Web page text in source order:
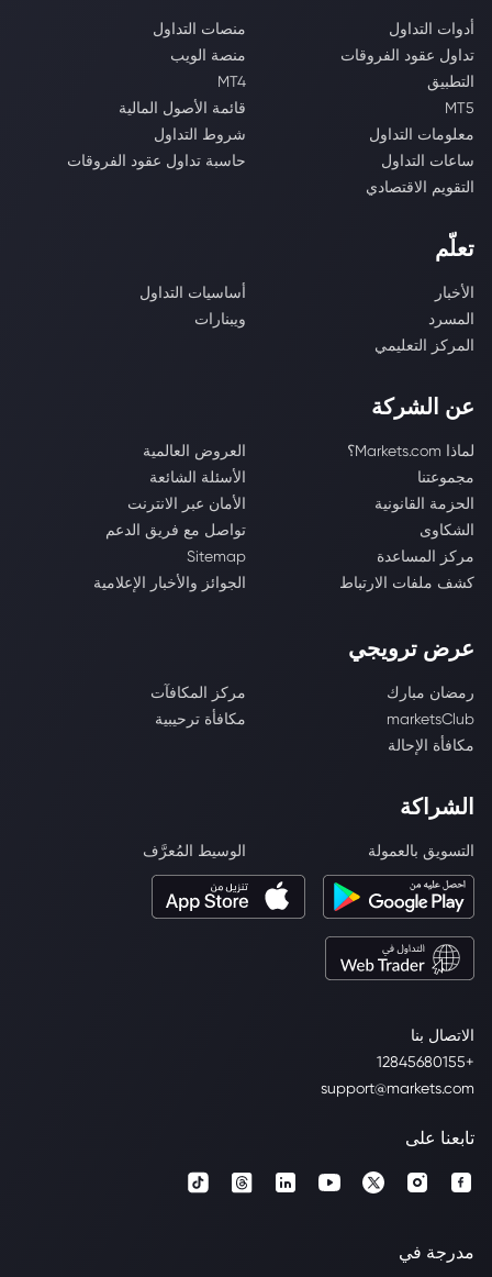
الاتصال بنا
+12845680155
support@markets.com
أدوات التداول
منصات التداول
تداول عقود الفروقات
منصة الويب
التطبيق
MT4
MT5
قائمة الأصول المالية
معلومات التداول
شروط التداول
ساعات التداول
حاسبة تداول عقود الفروقات
التقويم الاقتصادي
تعلّم
الأخبار
أساسيات التداول
المسرد
ويبنارات
المركز التعليمي
عن الشركة
لماذا Markets.com؟
العروض العالمية
مجموعتنا
الأسئلة الشائعة
الحزمة القانونية
الأمان عبر الانترنت
الشكاوى
تواصل مع فريق الدعم
مركز المساعدة
Sitemap
كشف ملفات الارتباط
الجوائز والأخبار الإعلامية
عرض ترويجي
رمضان مبارك
مركز المكافآت
marketsClub
مكافأة ترحيبية
مكافأة الإحالة
الشراكة
التسويق بالعمولة الوسيط المُعرَّف
تابعنا على
مدرجة في